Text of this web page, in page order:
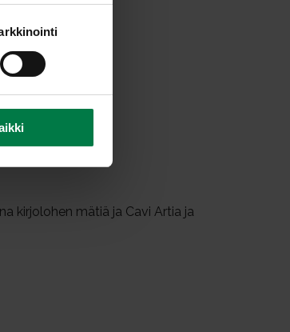
kirjolohen mätiä ja Cavi Artia ja